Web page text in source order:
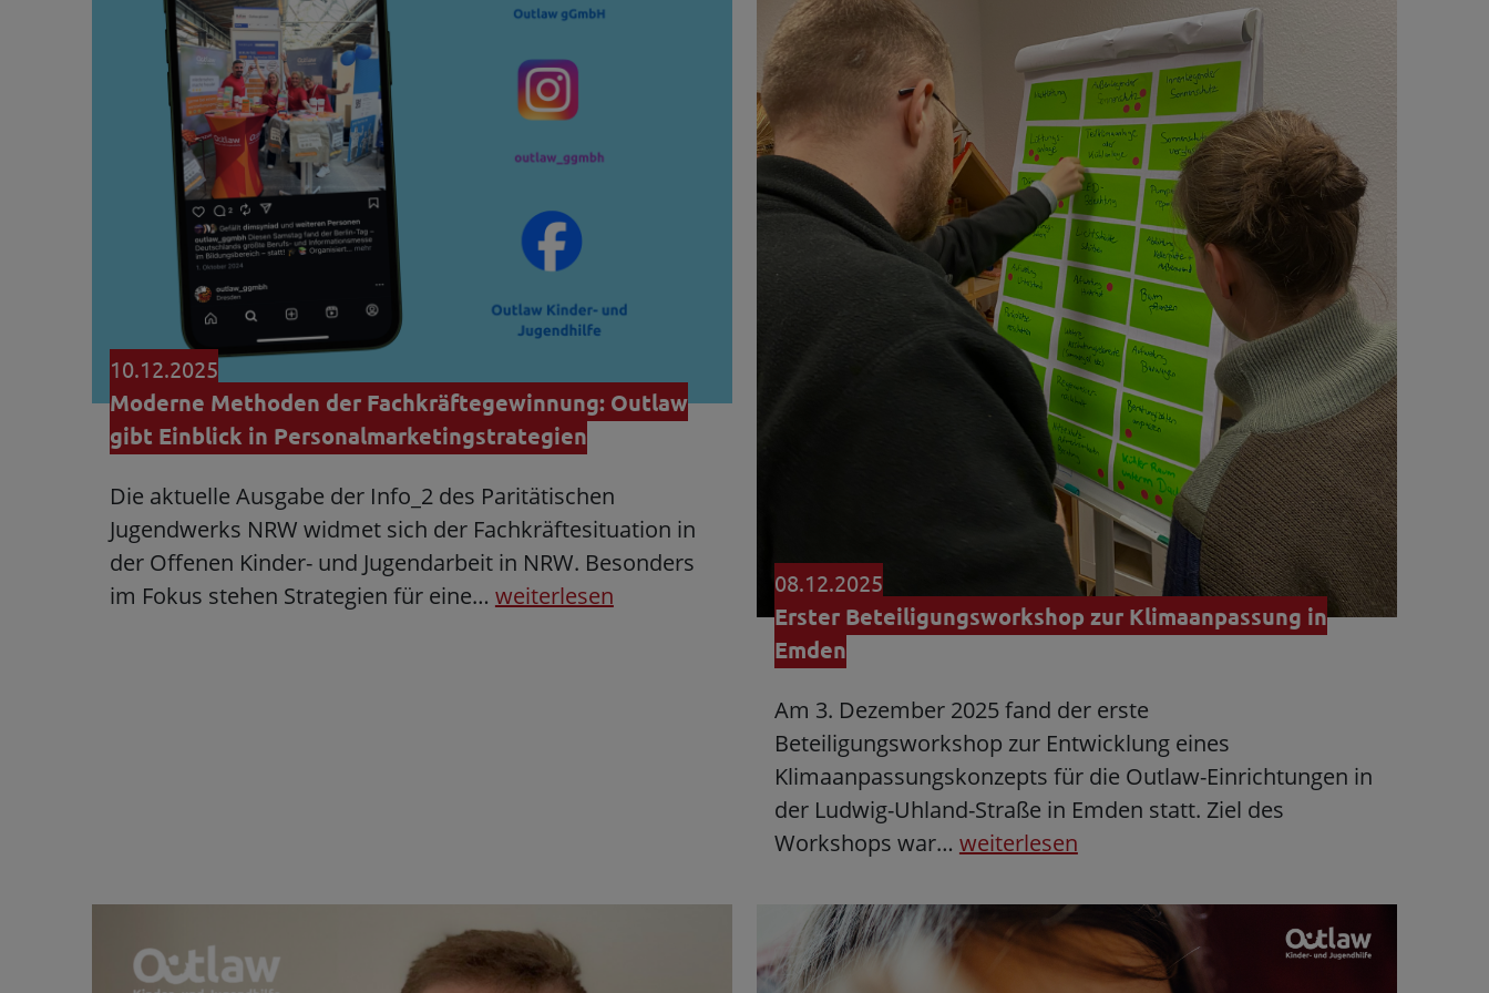
10.12.2025
Moderne Methoden der Fachkräftegewinnung: Outlaw
gibt Einblick in Personalmarketingstrategien
Die aktuelle Ausgabe der Info_2 des Paritätischen
Jugendwerks NRW widmet sich der Fachkräftesituation in
der Offenen Kinder- und Jugendarbeit in NRW. Besonders
im Fokus stehen Strategien für eine… weiterlesen 08.12.2025
Erster Beteiligungsworkshop zur Klimaanpassung in
Emden
Am 3. Dezember 2025 fand der erste
Beteiligungsworkshop zur Entwicklung eines
Klimaanpassungskonzepts für die Outlaw-Einrichtungen in
der Ludwig-Uhland-Straße in Emden statt. Ziel des
Workshops war… weiterlesen